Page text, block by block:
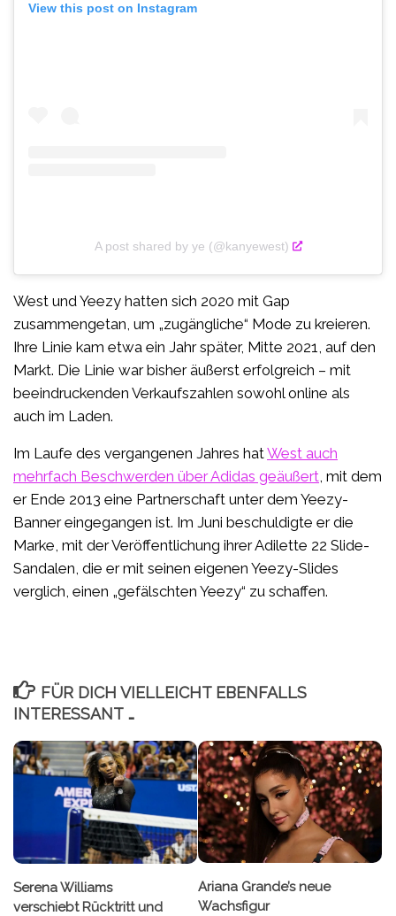
View this post on Instagram
A post shared by ye (@kanyewest)
West und Yeezy hatten sich 2020 mit Gap
zusammengetan, um „zugängliche“ Mode zu kreieren.
Ihre Linie kam etwa ein Jahr später, Mitte 2021, auf den
Markt. Die Linie war bisher äußerst erfolgreich – mit
beeindruckenden Verkaufszahlen sowohl online als
auch im Laden.
Im Laufe des vergangenen Jahres hatWest auch
mehrfach Beschwerden über Adidas geäußert, mit dem
er Ende 2013 eine Partnerschaft unter dem Yeezy-
Banner eingegangen ist. Im Juni beschuldigte er die
Marke, mit der Veröffentlichung ihrer Adilette 22 Slide-
Sandalen, die er mit seinen eigenen Yeezy-Slides
verglich, einen „gefälschten Yeezy“ zu schaffen.
FÜR DICH VIELLEICHT EBENFALLS
INTERESSANT …
Serena Williams
verschiebt Rücktritt und
Ariana Grande’s neue
Wachsfigur